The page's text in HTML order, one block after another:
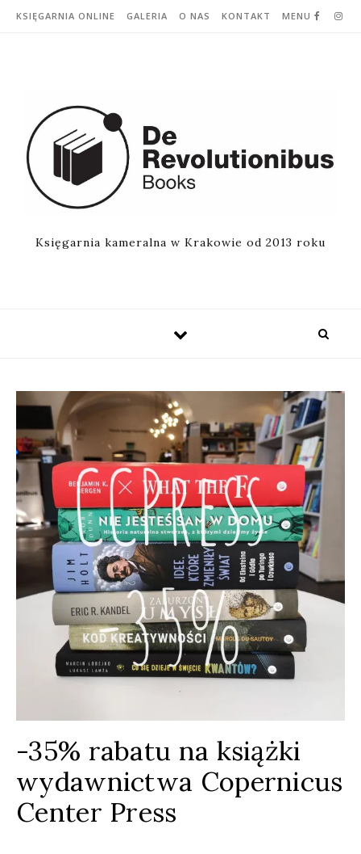
Skip to content
KSIĘGARNIA ONLINE GALERIA O NAS KONTAKT MENU
Księgarnia kameralna w Krakowie od 2013 roku
-35% rabatu na książki
wydawnictwa Copernicus
Center Press